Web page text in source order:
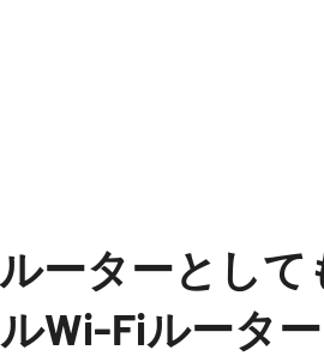
ーターとして
Wi-Fiルータ